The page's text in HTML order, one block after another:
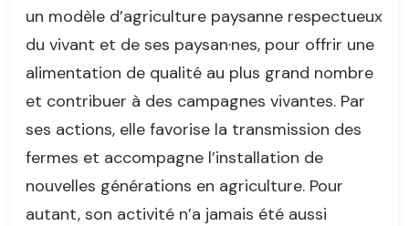
un modèle d’agriculture paysanne respectueux
du vivant et de ses paysan·nes, pour offrir une
alimentation de qualité au plus grand nombre
et contribuer à des campagnes vivantes. Par
ses actions, elle favorise la transmission des
fermes et accompagne l’installation de
nouvelles générations en agriculture. Pour
autant, son activité n’a jamais été aussi